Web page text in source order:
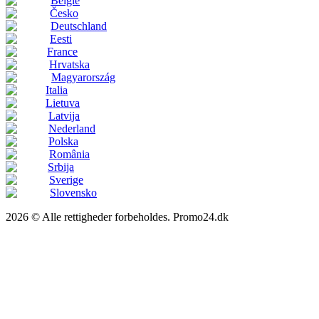
Česko
Deutschland
Eesti
France
Hrvatska
Magyarország
Italia
Lietuva
Latvija
Nederland
Polska
România
Srbija
Sverige
Slovensko
2026 © Alle rettigheder forbeholdes. Promo24.dk